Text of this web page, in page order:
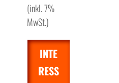
(inkl. 7%
MwSt.)
INTE
RESS